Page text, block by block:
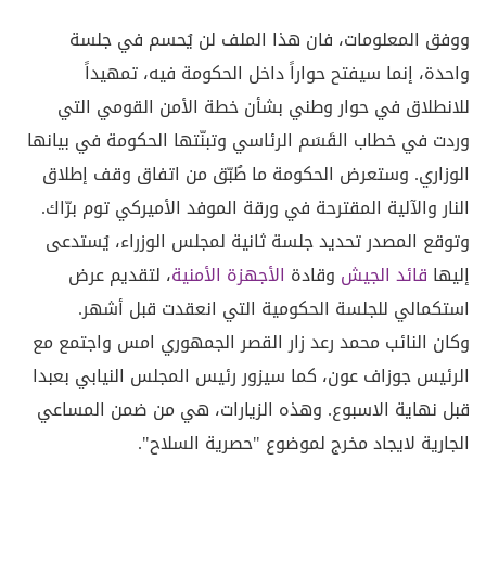
ووفق المعلومات، فان هذا الملف لن يُحسم في جلسة
واحدة، إنما سيفتح حواراً داخل الحكومة فيه، تمهيداً
للانطلاق في حوار وطني بشأن خطة الأمن القومي التي
وردت في خطاب القَسَم الرئاسي وتبنّتها الحكومة في بيانها
الوزاري. وستعرض الحكومة ما طُبّق من اتفاق وقف إطلاق
النار والآلية المقترحة في ورقة الموفد الأميركي توم برّاك.
وتوقع المصدر تحديد جلسة ثانية لمجلس الوزراء، يُستدعى
إليها قائد الجيش وقادة الأجهزة الأمنية، لتقديم عرض
استكمالي للجلسة الحكومية التي انعقدت قبل أشهر.
وكان النائب محمد رعد زار القصر الجمهوري امس واجتمع مع
الرئيس جوزاف عون، كما سيزور رئيس المجلس النيابي بعبدا
قبل نهاية الاسبوع. وهذه الزيارات، هي من ضمن المساعي
الجارية لايجاد مخرج لموضوع "حصرية السلاح".